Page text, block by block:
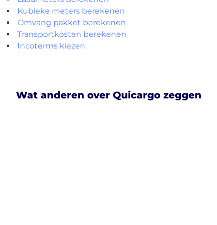
Kubieke meters berekenen
Omvang pakket berekenen
Transportkosten berekenen
Incoterms kiezen
Wat anderen over Quicargo zeggen